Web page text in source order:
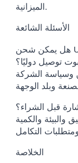
الميزانية.
الأسئلة الشائعة
هل يمكن شحن UBTECH VERCARI Cabinet
توصيل دوليًا؟
وسياسة الشركة
قبل الشراء؟
والبيئة والكمية
الخلاصة